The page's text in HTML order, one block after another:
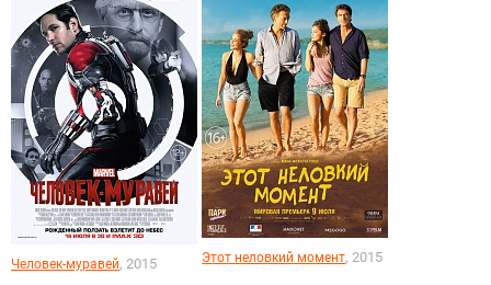
Человек-муравей, 2015 Этот неловкий момент, 2015